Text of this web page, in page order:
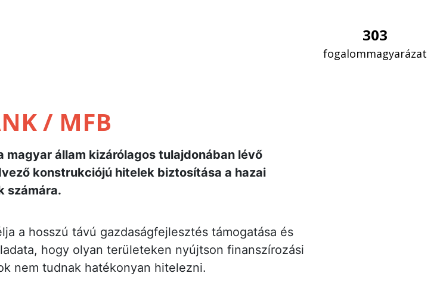
303
fogalommagyarázat
/ MFB
magyar állam kizárólagos tulajdonában lévő
konstrukciójú hitelek biztosítása a hazai
számára.
a hosszú távú gazdaságfejlesztés támogatása és
hogy olyan területeken nyújtson finanszírozási
nem tudnak hatékonyan hitelezni.